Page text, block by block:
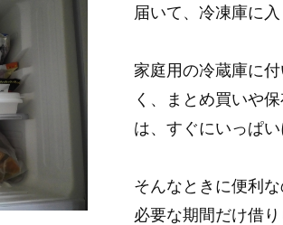
届いて、冷凍庫に
家庭用の冷蔵庫に
く、まとめ買いや
は、すぐにいっぱい
そんなときに便利
必要な期間だけ借